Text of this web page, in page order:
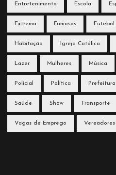
Entretenimento Escola
Extrema Famosos Futebol
Habitação Igreja Católica
Lazer Mulheres Música
Policial Política Prefeitura
Saúde Show Transporte
Vagas de Emprego Vereadores